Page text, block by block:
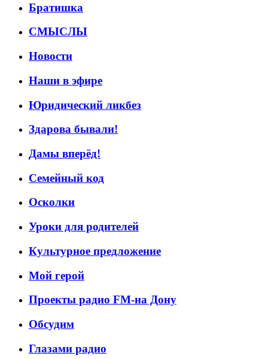
Братишка
СМЫСЛЫ
Новости
Наши в эфире
Юридический ликбез
Здарова бывали!
Дамы вперёд!
Семейный код
Осколки
Уроки для родителей
Культурное предложение
Мой герой
Проекты радио FM-на Дону
Обсудим
Глазами радио